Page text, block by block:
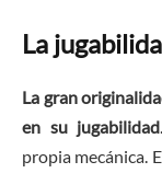
La
La gran
en su jugabilidad
propia mecánica.